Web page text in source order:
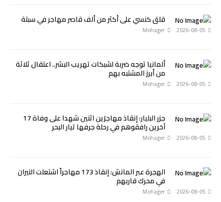
قلق كنسي على أكثر من ألف قاصر مهاجر في سبتة
2026-08-05
Mohager
ألمانيا توجه ضربة لشبكات تهريب البشر.. اعتقال ثلاثة
من أبرز المشتبه بهم
2026-08-05
Mohager
جزر البليار: إنقاذ مهاجرَين اثنين شهدا على وفاة 17
آخرين رافقوهم في رحلة جرفها تيار البحر
2026-08-05
Mohager
الهجرة عبر المانش: إنقاذ 173 مهاجراً اشتعلت النيران
في محرك قاربهم
2026-08-05
Mohager